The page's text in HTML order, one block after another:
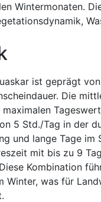
Wintermonaten.
ist geprägt
Die
5 Std./Tag in der
und lange Tage
mit bis zu 9
Kombination
Winter, was für